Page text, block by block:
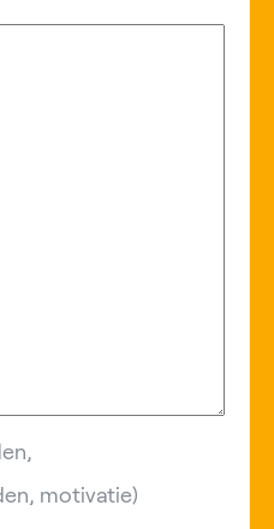
motivatie)